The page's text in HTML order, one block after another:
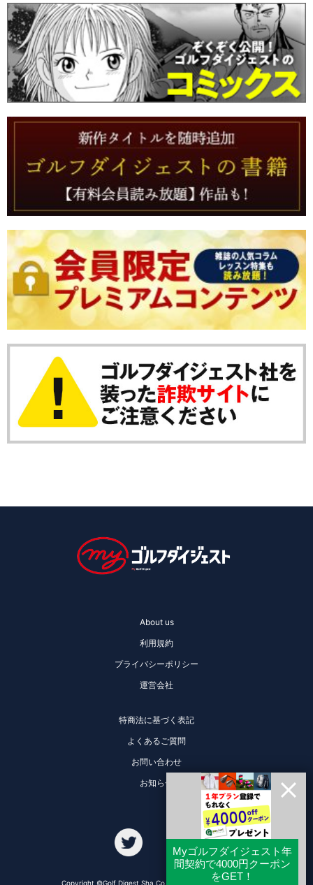
About us
利用規約
プライバシーポリシー
運営会社
特商法に基づく表記
よくあるご質問
お問い合わせ
お知らせ
Copyright ©Golf Digest Sha Co., Ltd. All Rights Reserved.